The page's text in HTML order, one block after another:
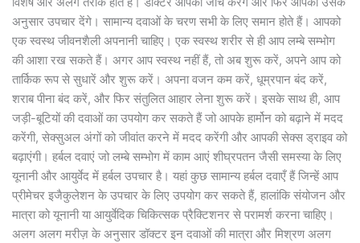
अनुसार उपचार देंगे। सामान्य दवाओं के चरण सभी के लिए समान होते हैं। आपको
एक स्वस्थ जीवनशैली अपनानी चाहिए। एक स्वस्थ शरीर से ही आप लम्बे सम्भोग
की आशा रख सकते हैं। अगर आप स्वस्थ नहीं हैं, तो अब शुरू करें, अपने आप को
तार्किक रूप से सुधारें और शुरू करें। अपना वजन कम करें, धूम्रपान बंद करें,
शराब पीना बंद करें, और फिर संतुलित आहार लेना शुरू करें। इसके साथ ही, आप
जड़ी-बूटियों की दवाओं का उपयोग कर सकते हैं जो आपके हार्मोन को बढ़ाने में मदद
करेंगी, सेक्सुअल अंगों को जीवांत करने में मदद करेंगी और आपकी सेक्स ड्राइव को
बढ़ाएंगी। हर्बल दवाएं जो लम्बे सम्भोग में काम आएं शीघ्रपतन जैसी समस्या के लिए
यूनानी और आयुर्वेद में हर्बल उपचार है। यहां कुछ सामान्य हर्बल दवाएँ हैं जिन्हें आप
प्रीमेचर इजैकुलेशन के उपचार के लिए उपयोग कर सकते हैं, हालांकि संयोजन और
मात्रा को यूनानी या आयुर्वेदिक चिकित्सक प्रैक्टिशनर से परामर्श करना चाहिए।
अलग अलग मरीज़ के अनुसार डॉक्टर इन दवाओं की मात्रा और मिश्रण अलग